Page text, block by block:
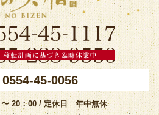
0554-45-0056
20：00 / 定休日 年中無休